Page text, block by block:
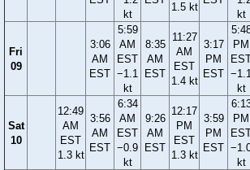
kt
1.5 kt
kt
Fri
09
3:06
AM
EST
5:59
AM
EST
−1.1
kt
8:35
AM
EST
11:27
AM
EST
1.4 kt
3:17
PM
EST
PM
kt
Sat
10
12:49
AM
EST
1.3 kt
3:56
AM
EST
6:34
AM
EST
−0.9
kt
9:26
AM
EST
12:17
PM
EST
1.3 kt
3:59
PM
EST
PM
kt